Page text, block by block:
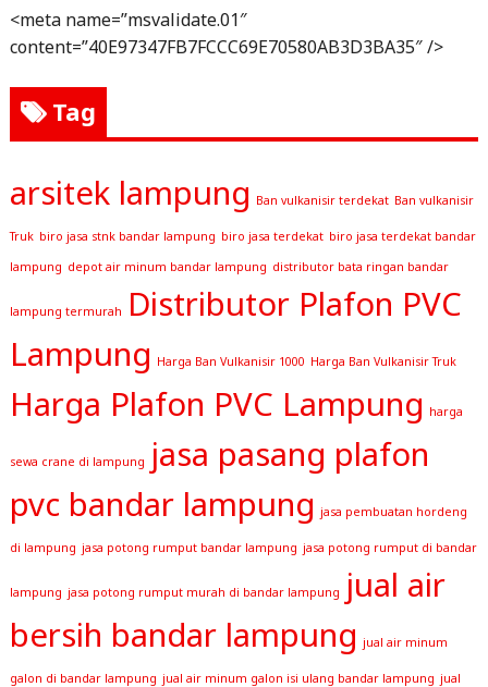
<meta name=”msvalidate.01″
content=”40E97347FB7FCCC69E70580AB3D3BA35″ />
Tag
arsitek lampung Ban vulkanisir terdekat Ban vulkanisir
Truk biro jasa stnk bandar lampung biro jasa terdekat biro jasa terdekat bandar
lampung depot air minum bandar lampung distributor bata ringan bandar
lampung termurah
Distributor Plafon PVC
Lampung Harga Ban Vulkanisir 1000 Harga Ban Vulkanisir Truk
Harga Plafon PVC Lampung harga
sewa crane di lampung
jasa pasang plafon
pvc bandar lampung jasa pembuatan hordeng
di lampung jasa potong rumput bandar lampung jasa potong rumput di bandar
lampung jasa potong rumput murah di bandar lampung
jual air
bersih bandar lampung jual air minum
galon di bandar lampung jual air minum galon isi ulang bandar lampung jual